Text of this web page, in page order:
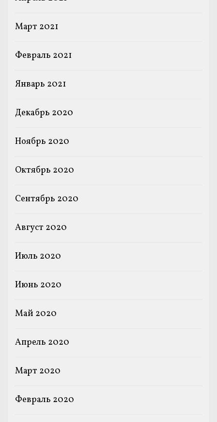
Март 2021
Февраль 2021
Январь 2021
Декабрь 2020
Ноябрь 2020
Октябрь 2020
Сентябрь 2020
Август 2020
Июль 2020
Июнь 2020
Май 2020
Апрель 2020
Март 2020
Февраль 2020